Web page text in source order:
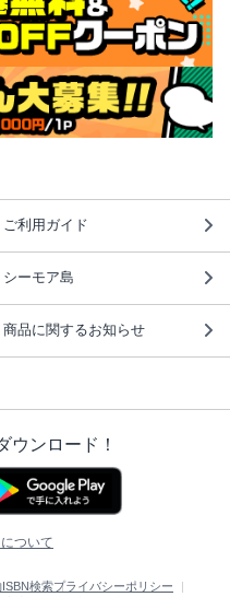
ご利用ガイド
シーモア島
商品に関するお知らせ
ウンロード！
ついて
ISBN検索プライバシーポリシー